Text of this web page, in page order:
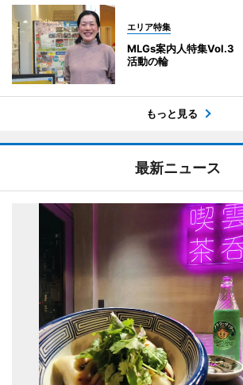
エリア特集
MLGs案内人特集Vol.3
活動の輪
もっと見る
最新ニュース